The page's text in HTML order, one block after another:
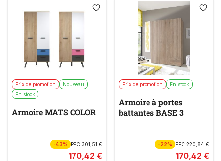
Prix de promotion
Nouveau
En stock
Armoire MATS COLOR
-43% PPC 301,51 €
170,42 €
Prix de promotion En stock
Armoire à portes
battantes BASE 3
-22% PPC220,84 €
170,42 €